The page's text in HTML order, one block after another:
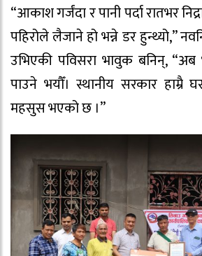
“आकाश गर्जंदा र पानी पर्दा रातभर
पहिरोले लैजाने हो भन्ने डर हुन्थ्यो,”
उभिएकी पविसरा भावुक बनिन्,
पाउने भयौँ। स्थानीय सरकार
महसुस भएको छ ।”